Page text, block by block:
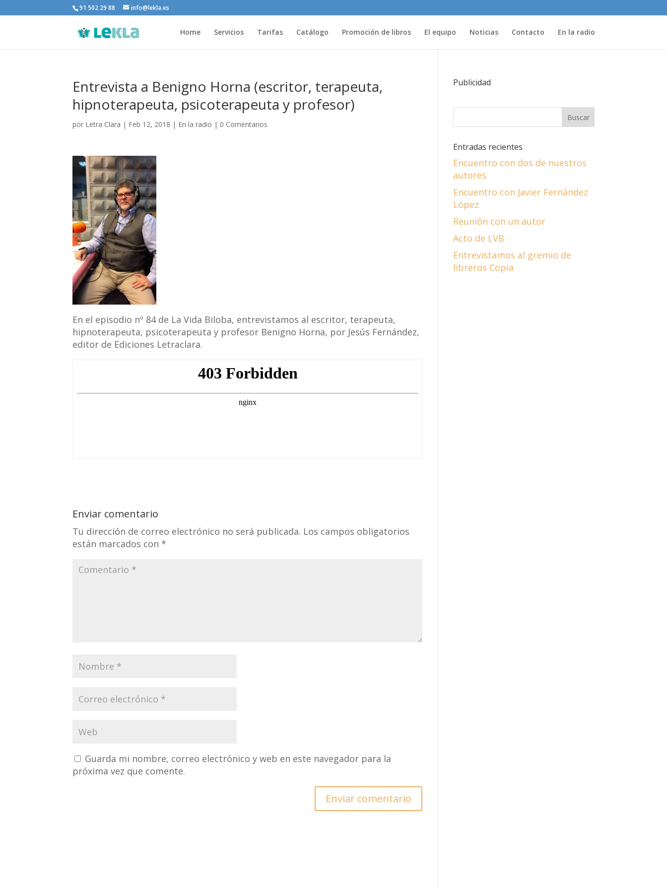
91 502 29 88 info@lekla.es
Home Servicios Tarifas Catálogo Promoción de libros El equipo Noticias Contacto En la radio
Entrevista a Benigno Horna (escritor, terapeuta,
hipnoterapeuta, psicoterapeuta y profesor)
por Letra Clara | Feb 12, 2018 | En la radio | 0 Comentarios
En el episodio nº 84 de La Vida Biloba, entrevistamos al escritor, terapeuta,
hipnoterapeuta, psicoterapeuta y profesor Benigno Horna, por Jesús Fernández,
editor de Ediciones Letraclara.
Enviar comentario
Tu dirección de correo electrónico no será publicada. Los campos obligatorios
están marcados con *
Guarda mi nombre, correo electrónico y web en este navegador para la
próxima vez que comente.
Publicidad
Entradas recientes
Encuentro con dos de nuestros
autores
Encuentro con Javier Fernández
López
Reunión con un autor
Acto de LVB
Entrevistamos al gremio de
libreros Copia